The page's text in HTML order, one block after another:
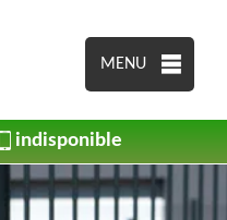
MENU
indisponible